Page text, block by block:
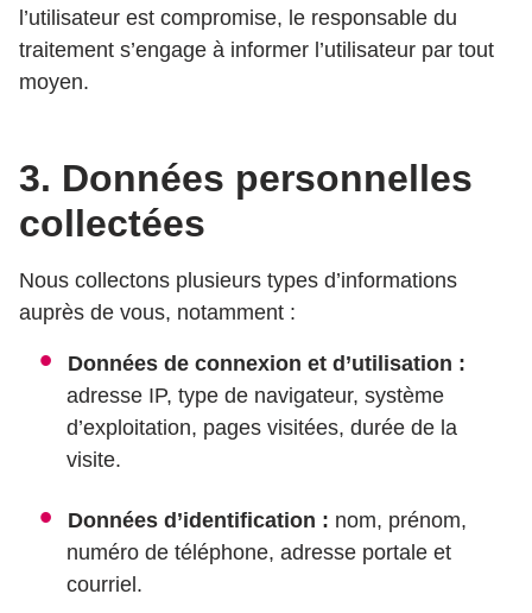
l’utilisateur est compromise, le responsable du
traitement s’engage à informer l’utilisateur par tout
moyen.
3. Données personnelles
collectées
Nous collectons plusieurs types d’informations
auprès de vous, notamment :
Données de connexion et d’utilisation :
adresse IP, type de navigateur, système
d’exploitation, pages visitées, durée de la
visite.
Données d’identification : nom, prénom,
numéro de téléphone, adresse portale et
courriel.